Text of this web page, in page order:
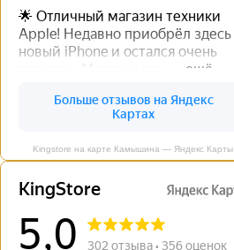
Kingstore на карте Камышина — Яндекс Карты